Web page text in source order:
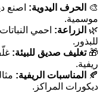
🎨 الحرف اليدوية: اصنع
موسمية.
🌿 الزراعة: احمي
للبذور.
🎁تغليف صديق للبيئة:
ريفية.
🍂
المناسبات الريفية:
ديكورات المراكز.